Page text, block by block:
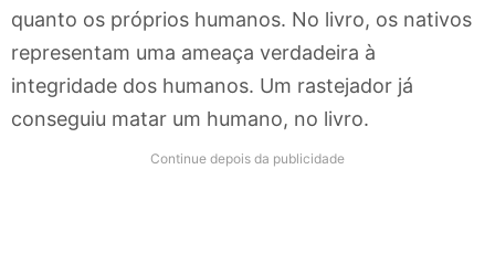
quanto os próprios humanos. No livro, os nativos
representam uma ameaça verdadeira à
integridade dos humanos. Um rastejador já
conseguiu matar um humano, no livro.
Continue depois da publicidade